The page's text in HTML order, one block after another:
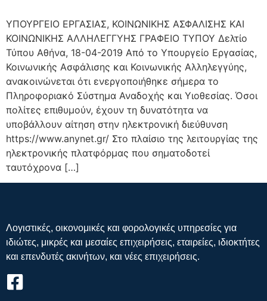
ΥΠΟΥΡΓΕΙΟ EΡΓΑΣΙΑΣ, ΚΟΙΝΩΝΙΚΗΣ ΑΣΦΑΛΙΣΗΣ ΚΑΙ
ΚΟΙΝΩΝΙΚΗΣ ΑΛΛΗΛΕΓΓΥΗΣ ΓΡΑΦΕΙΟ ΤΥΠΟΥ Δελτίο
Τύπου Αθήνα, 18-04-2019 Από το Υπουργείο Εργασίας,
Κοινωνικής Ασφάλισης και Κοινωνικής Αλληλεγγύης,
ανακοινώνεται ότι ενεργοποιήθηκε σήμερα το
Πληροφοριακό Σύστημα Αναδοχής και Υιοθεσίας. Όσοι
πολίτες επιθυμούν, έχουν τη δυνατότητα να
υποβάλλουν αίτηση στην ηλεκτρονική διεύθυνση
https://www.anynet.gr/ Στο πλαίσιο της λειτουργίας της
ηλεκτρονικής πλατφόρμας που σηματοδοτεί
ταυτόχρονα […]
Λογιστικές, οικονομικές και φορολογικές υπηρεσίες για
ιδιώτες, μικρές και μεσαίες επιχειρήσεις, εταιρείες, ιδιοκτήτες
και επενδυτές ακινήτων, και νέες επιχειρήσεις.